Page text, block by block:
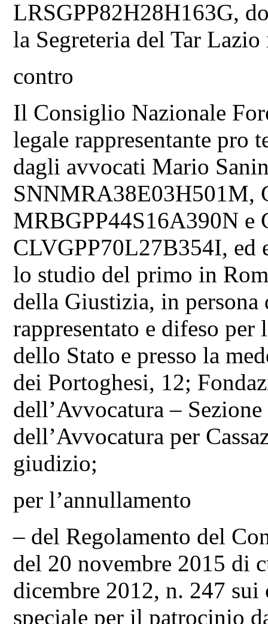
LRSGPP82H28H163G,
la Segreteria del Tar
contro
Il Consiglio Nazionale
legale rappresentante pro
dagli avvocati Mario
SNNMRA38E03H501M,
MRBGPP44S16A390N e
CLVGPP70L27B354I, ed
lo studio del primo in
della Giustizia, in
rappresentato e difeso per
dello Stato e presso la
dei Portoghesi, 12;
dell’Avvocatura –
dell’Avvocatura per
giudizio;
per l’annullamento
– del Regolamento del
del 20 novembre 2015 di
dicembre 2012, n. 247
speciale per il patrocinio